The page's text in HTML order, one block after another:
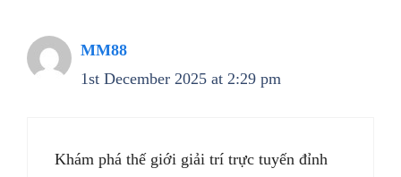
MM88
1st December 2025 at 2:29 pm
Khám phá thế giới giải trí trực tuyến đỉnh